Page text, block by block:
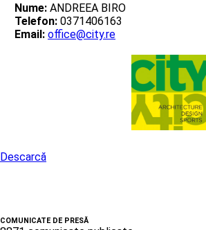
Nume: ANDREEA BIRO
Telefon: 0371406163
Email: office@city.re
Descarcă
COMUNICATE DE PRESĂ